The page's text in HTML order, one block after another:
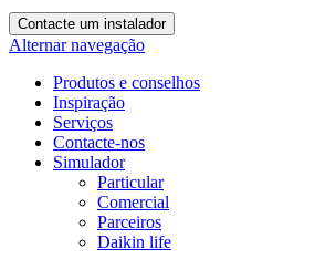
Contacte um instalador
Alternar navegação
Produtos e conselhos
Inspiração
Serviços
Contacte-nos
Simulador
Particular
Comercial
Parceiros
Daikin life